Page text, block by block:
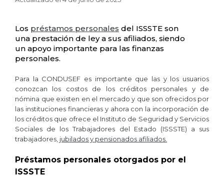
Los préstamos personales del ISSSTE son
una prestación de ley a sus afiliados, siendo
un apoyo importante para las finanzas
personales.
Para la CONDUSEF es importante que las y los usuarios
conozcan los costos de los créditos personales y de
nómina que existen en el mercado y que son ofrecidos por
las instituciones financieras y ahora con la incorporación de
los créditos que ofrece el Instituto de Seguridad y Servicios
Sociales de los Trabajadores del Estado (ISSSTE) a sus
trabajadores, jubilados y pensionados afiliados.
Préstamos personales otorgados por el
ISSSTE